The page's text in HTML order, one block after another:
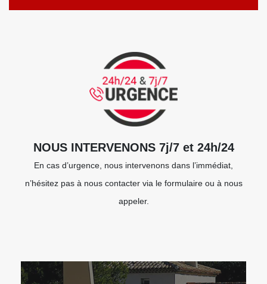
NOUS INTERVENONS 7j/7 et 24h/24
En cas d’urgence, nous intervenons dans l’immédiat,
n’hésitez pas à nous contacter via le formulaire ou à nous
appeler.